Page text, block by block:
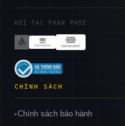
ĐỐI TÁC PHÂN PHỐI
CHÍNH SÁCH
▸Chính sách bảo hành